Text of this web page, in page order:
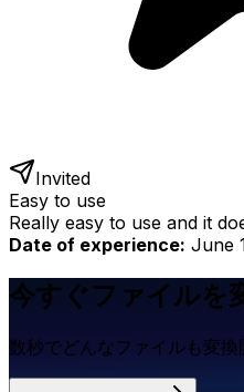
Invited
Easy to use
Really easy to use and it
Date of experience: June
今すぐファイルを
数秒でどんなファイルも変換